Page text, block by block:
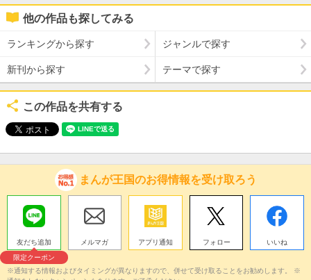
他の作品も探してみる
ランキングから探す ジャンルで探す
新刊から探す テーマで探す
この作品を共有する
まんが王国のお得情報を受け取ろう
友だち追加
限定クーポン
メルマガ アプリ通知 フォロー いいね
※通知する情報およびタイミングが異なりますので、併せて受け取ることをお勧めします。 ※